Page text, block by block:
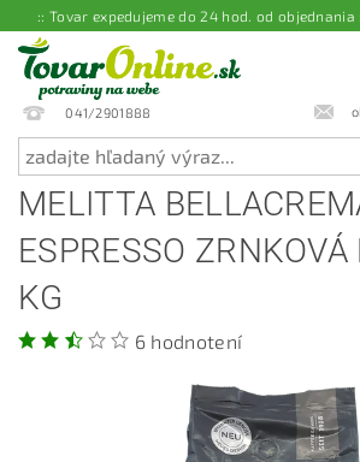
:: Tovar expedujeme do 24 hod. od objednania
041/2901888
MELITTA
ESPRESSO ZRNKOVÁ
KG
6 hodnotení